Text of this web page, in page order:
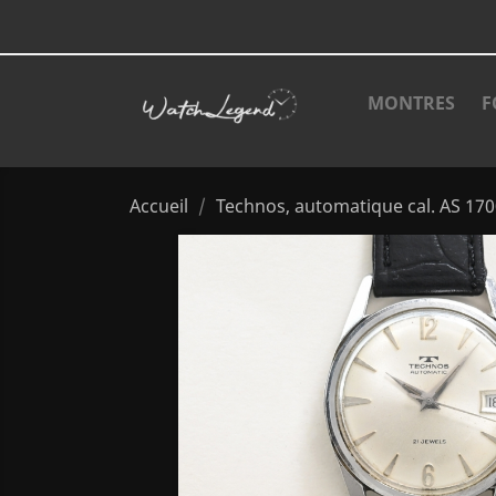
MONTRES
Accueil Technos, automatique cal. AS